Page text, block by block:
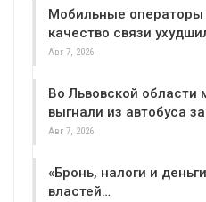
Мобильные
качество связи
Авг 7, 2026
Во Львовской области
выгнали из автобуса
Авг 7, 2026
«Бронь, налоги и
властей…